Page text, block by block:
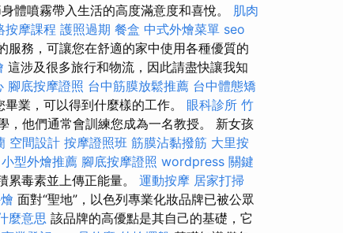
體噴霧帶入生活的高度滿意度和喜悅。 肌肉
按摩課程 護照過期 餐盒 中式外燴菜單 seo
服務，可讓您在舒適的家中使用各種優質的
這涉及很多旅行和物流，因此請盡快讓我知
腳底按摩證照 台中筋膜放鬆推薦 台中體態矯
業，可以得到什麼樣的工作。 眼科診所 竹
，他們通常會訓練您成為一名教授。 新女孩
空間設計 按摩證照班 筋膜沾黏撥筋 大里按
小型外燴推薦 腳底按摩證照 wordpress 關鍵
累毒素並上傳正能量。 運動按摩 居家打掃
面對“聖地”，以色列專業化妝品牌已被公眾
麼意思 該品牌的高優點是其自己的基礎，它